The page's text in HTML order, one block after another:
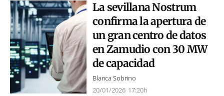
La sevillana Nostrum
confirma la apertura de
un gran centro de datos
en Zamudio con 30 MW
de capacidad
Blanca Sobrino
20/01/2026 17:20h